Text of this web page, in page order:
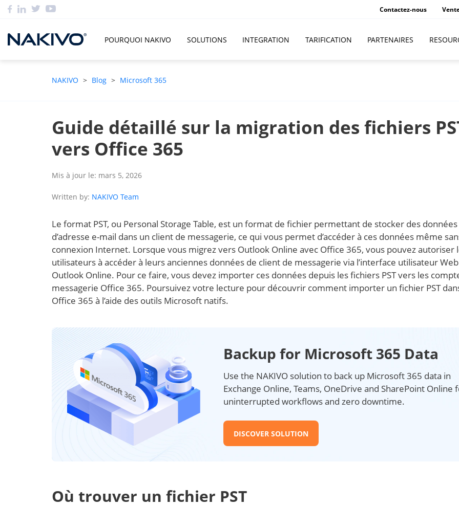
Contactez-nous
POURQUOI NAKIVO SOLUTIONS INTEGRATION TARIFICATION PARTENAIRES
NAKIVO > Blog > Microsoft 365
Guide détaillé sur la migration des fichiers
vers Office 365
Mis à jour le: mars 5, 2026
Written by: NAKIVO Team
Le format PST, ou Personal Storage Table, est un format de fichier permettant de stocker des données
d’adresse e-mail dans un client de messagerie, ce qui vous permet d’accéder à ces données même
connexion Internet. Lorsque vous migrez vers Outlook Online avec Office 365, vous pouvez autoriser
utilisateurs à accéder à leurs anciennes données de client de messagerie via l’interface utilisateur
Outlook Online. Pour ce faire, vous devez importer ces données depuis les fichiers PST vers les
messagerie Office 365. Poursuivez votre lecture pour découvrir comment importer un fichier PST
Office 365 à l’aide des outils Microsoft natifs.
Backup for Microsoft 365 Data
Use the NAKIVO solution to back up Microsoft 365 data in
Exchange Online, Teams, OneDrive and SharePoint Online
uninterrupted workflows and zero downtime.
DISCOVER SOLUTION
Où trouver un fichier PST